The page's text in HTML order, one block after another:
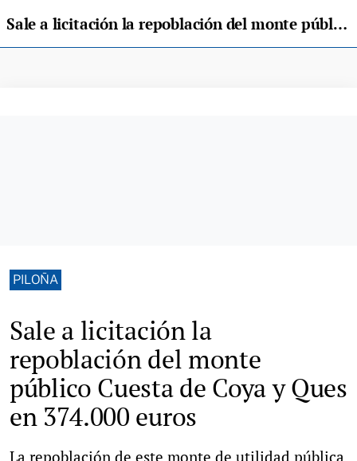
Sale a licitación la repoblación del monte público Cuesta de Coya y Ques en 374.000 euros
PILOÑA
Sale a licitación la
repoblación del monte
público Cuesta de Coya y Ques
en 374.000 euros
La repoblación de este monte de utilidad pública